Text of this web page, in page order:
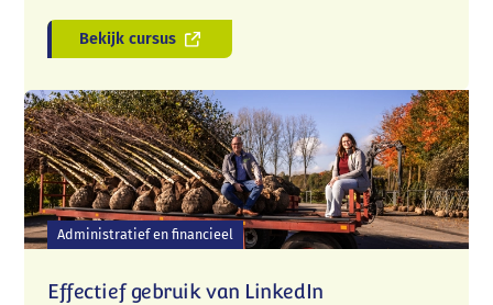
E-mail:
info@talentboom.nl
Contact
Bekijk cursus
Administratief en financieel
Effectief gebruik van LinkedIn